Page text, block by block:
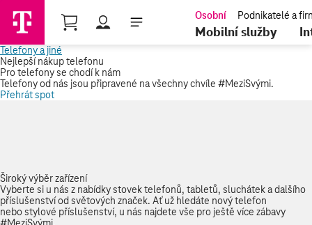
Nákupní košík
Mobilní služby